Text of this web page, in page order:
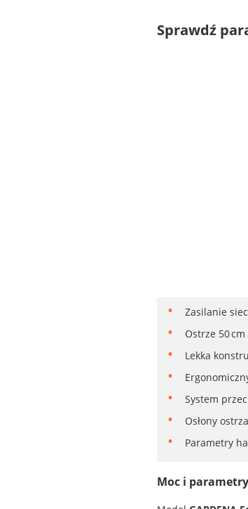
Sprawdź
Zasilanie
Ostrze 50
Lekka
System
Osłony
Parametry
Moc i